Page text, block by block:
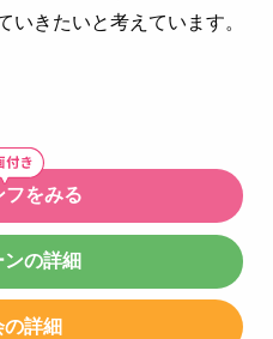
いきたいと考えています。
をみる
の詳細
の詳細